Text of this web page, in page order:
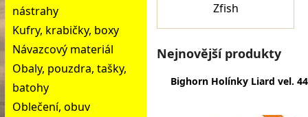
nástrahy
Kufry, krabičky, boxy
Návazcový materiál
Obaly, pouzdra, tašky,
batohy
Oblečení, obuv
Zfish
Nejnovější produkty
Bighorn Holínky Liard vel. 44